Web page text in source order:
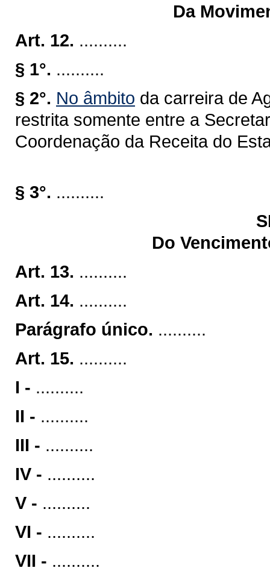
Da
Art. 12. ..........
§ 1°. ..........
§ 2°. No âmbito da carreira de
restrita somente entre a
Coordenação da Receita do
§ 3°. ..........
Do
Art. 13. ..........
Art. 14. ..........
Parágrafo único. ..........
Art. 15. ..........
I - ..........
II - ..........
III - ..........
IV - ..........
V - ..........
VI - ..........
VII - ..........